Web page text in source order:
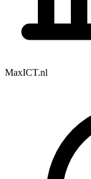
MaxICT.nl